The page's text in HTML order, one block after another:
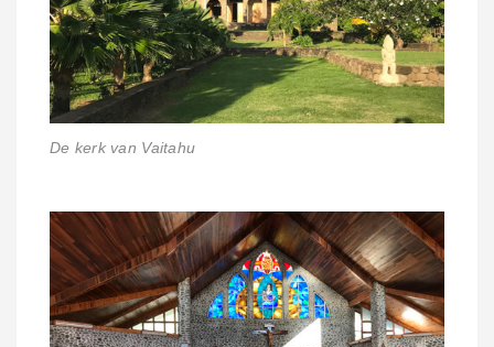
De kerk van Vaitahu